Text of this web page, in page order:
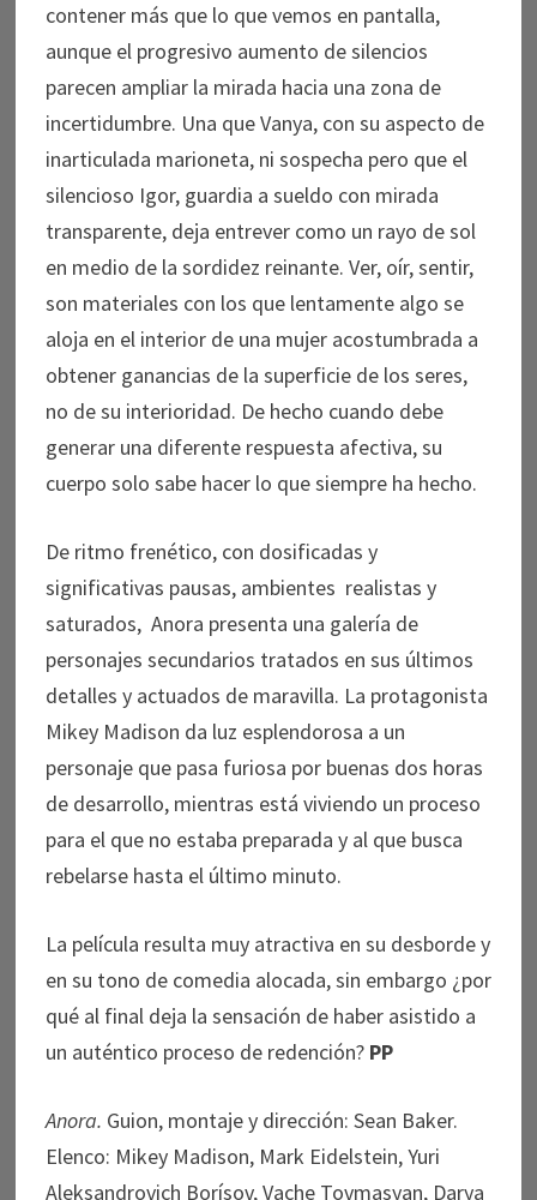
contener más que lo que vemos en pantalla,
aunque el progresivo aumento de silencios
parecen ampliar la mirada hacia una zona de
incertidumbre. Una que Vanya, con su aspecto de
inarticulada marioneta, ni sospecha pero que el
silencioso Igor, guardia a sueldo con mirada
transparente, deja entrever como un rayo de sol
en medio de la sordidez reinante. Ver, oír, sentir,
son materiales con los que lentamente algo se
aloja en el interior de una mujer acostumbrada a
obtener ganancias de la superficie de los seres,
no de su interioridad. De hecho cuando debe
generar una diferente respuesta afectiva, su
cuerpo solo sabe hacer lo que siempre ha hecho.
De ritmo frenético, con dosificadas y
significativas pausas, ambientes realistas y
saturados, Anora presenta una galería de
personajes secundarios tratados en sus últimos
detalles y actuados de maravilla. La protagonista
Mikey Madison da luz esplendorosa a un
personaje que pasa furiosa por buenas dos horas
de desarrollo, mientras está viviendo un proceso
para el que no estaba preparada y al que busca
rebelarse hasta el último minuto.
La película resulta muy atractiva en su desborde y
en su tono de comedia alocada, sin embargo ¿por
qué al final deja la sensación de haber asistido a
un auténtico proceso de redención? PP
Anora. Guion, montaje y dirección: Sean Baker.
Elenco: Mikey Madison, Mark Eidelstein, Yuri
Aleksandrovich Borísov, Vache Tovmasyan, Darya